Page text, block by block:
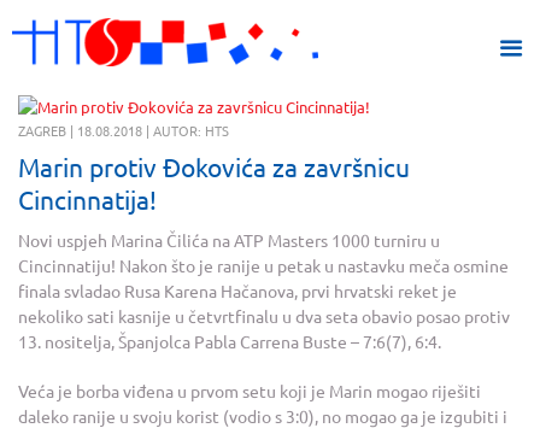
ZAGREB | 18.08.2018 | AUTOR: HTS
Marin protiv Đokovića za završnicu
Cincinnatija!
Novi uspjeh Marina Čilića na ATP Masters 1000 turniru u
Cincinnatiju! Nakon što je ranije u petak u nastavku meča osmine
finala svladao Rusa Karena Hačanova, prvi hrvatski reket je
nekoliko sati kasnije u četvrtfinalu u dva seta obavio posao protiv
13. nositelja, Španjolca Pabla Carrena Buste – 7:6(7), 6:4.
Veća je borba viđena u prvom setu koji je Marin mogao riješiti
daleko ranije u svoju korist (vodio s 3:0), no mogao ga je izgubiti i